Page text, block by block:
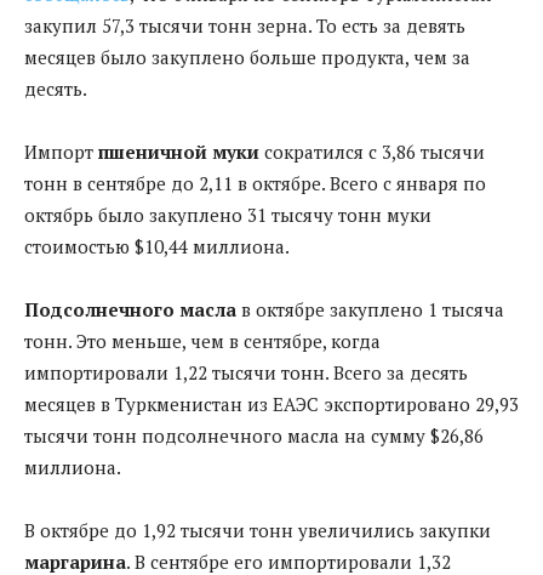
закупил 57,3 тысячи тонн зерна. То есть за девять
месяцев было закуплено больше продукта, чем за
десять.
Импорт пшеничной муки сократился с 3,86 тысячи
тонн в сентябре до 2,11 в октябре. Всего с января по
октябрь было закуплено 31 тысячу тонн муки
стоимостью $10,44 миллиона.
Подсолнечного масла в октябре закуплено 1 тысяча
тонн. Это меньше, чем в сентябре, когда
импортировали 1,22 тысячи тонн. Всего за десять
месяцев в Туркменистан из ЕАЭС экспортировано 29,93
тысячи тонн подсолнечного масла на сумму $26,86
миллиона.
В октябре до 1,92 тысячи тонн увеличились закупки
маргарина. В сентябре его импортировали 1,32